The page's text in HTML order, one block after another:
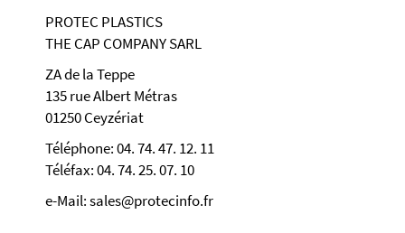
PROTEC PLASTICS
THE CAP COMPANY SARL
ZA de la Teppe
135 rue Albert Métras
01250 Ceyzériat
Téléphone: 04. 74. 47. 12. 11
Téléfax: 04. 74. 25. 07. 10
e-Mail: sales@protecinfo.fr